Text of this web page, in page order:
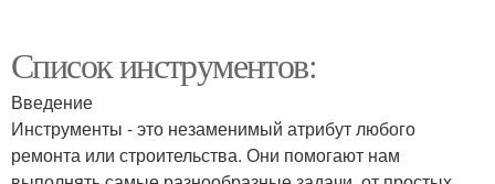
Список инструментов:
Введение
Инструменты - это незаменимый атрибут любого
ремонта или строительства. Они помогают нам